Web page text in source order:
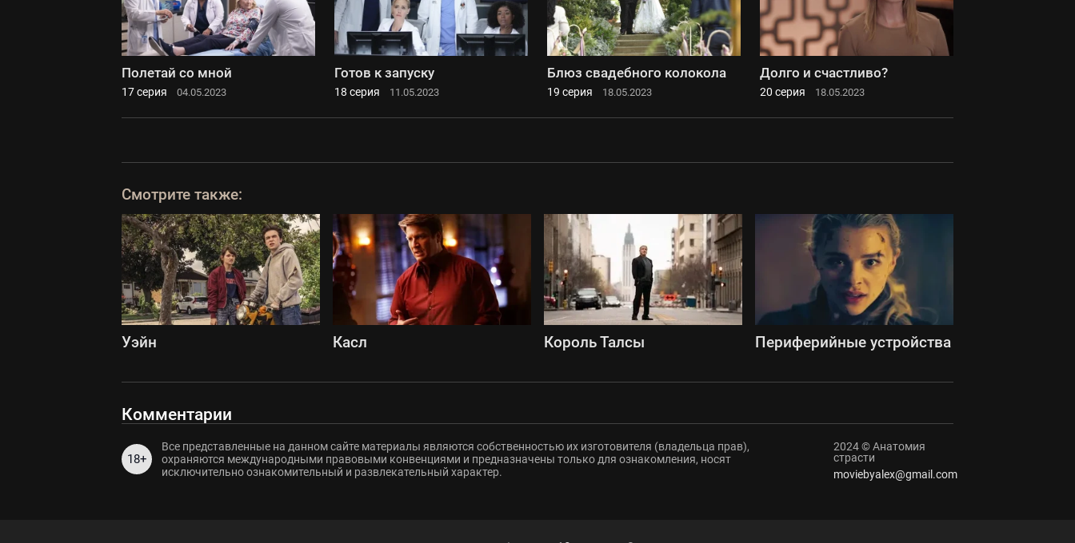
Полетай со мной
17 серия 04.05.2023
Готов к запуску
18 серия 11.05.2023
Блюз свадебного колокола
19 серия 18.05.2023
Долго и счастливо?
20 серия 18.05.2023
Смотрите также:
Уэйн Касл Король Талсы Периферийные устройства
Комментарии
18+
Все представленные на данном сайте материалы являются собственностью их изготовителя (владельца прав),
охраняются международными правовыми конвенциями и предназначены только для ознакомления, носят
исключительно ознакомительный и развлекательный характер.
2024 © Анатомия
страсти
moviebyalex@gmail.com